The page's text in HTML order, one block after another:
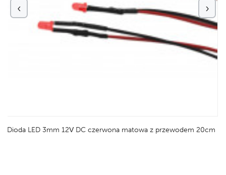
Dioda LED 3mm 12V DC czerwona matowa z przewodem 20cm
‹ ›